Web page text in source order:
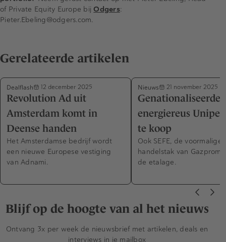
of Private Equity Europe bij Odgers:
Pieter.Ebeling@odgers.com.
Gerelateerde artikelen
Dealflash 12 december 2025
Revolution Ad uit
Amsterdam komt in
Deense handen
Het Amsterdamse bedrijf wordt
een nieuwe Europese vestiging
van Adnami.
Nieuws 21 november 2025
Genationaliseerde
energiereus
te koop
Ook SEFE, de voormalige
handelstak van Gazprom,
de etalage.
Blijf op de hoogte van al het nieuws
Ontvang 3x per week de nieuwsbrief met artikelen, deals en
interviews in je mailbox